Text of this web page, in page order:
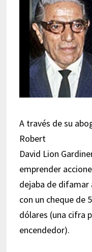
A través de su
Robert
David Lion
emprender
dejaba de difamar
con un cheque de
dólares (una cifra
encendedor).